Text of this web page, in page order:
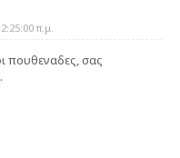
π.μ.
πουθεναδες, σας